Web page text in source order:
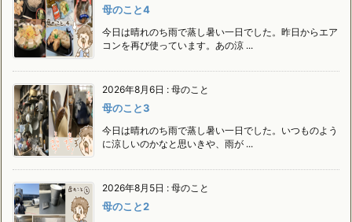
母のこと4
今日は晴れのち雨で蒸し暑い一日でした。昨日からエア
コンを再び使っています。あの涼 ...
2026年8月6日 : 母のこと
母のこと3
今日は晴れのち雨で蒸し暑い一日でした。いつものよう
に涼しいのかなと思いきや、雨が ...
2026年8月5日 : 母のこと
母のこと2